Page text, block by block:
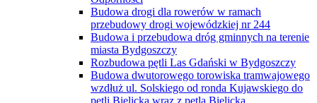
Budowa drogi dla rowerów w ramach
przebudowy drogi wojewódzkiej nr 244
Budowa i przebudowa dróg gminnych na terenie
miasta Bydgoszczy
Rozbudowa pętli Las Gdański w Bydgoszczy
Budowa dwutorowego torowiska tramwajowego
wzdłuż ul. Solskiego od ronda Kujawskiego do
pętli Bielicka wraz z pętlą Bielicka